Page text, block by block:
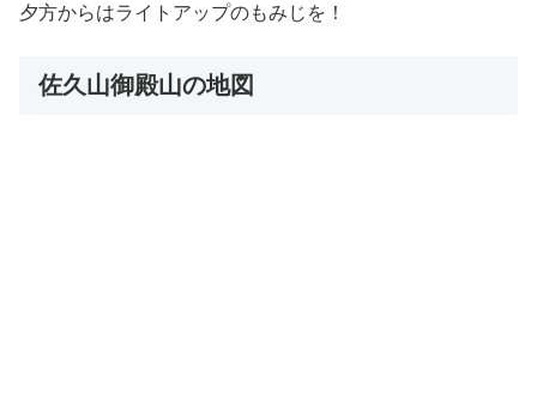
夕方からはライトアップのもみじを！
佐久山御殿山の地図